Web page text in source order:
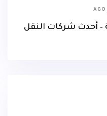
أحدث شركات النقل